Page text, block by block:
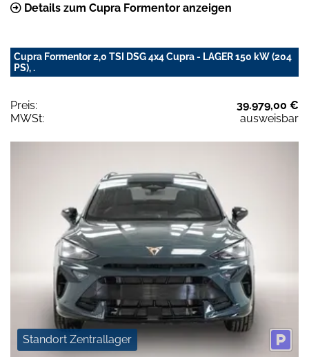
Details zum Cupra Formentor anzeigen
Cupra Formentor 2,0 TSI DSG 4x4 Cupra - LAGER 150 kW (204
PS), .
Preis:
39.979,00 €
MWSt:
ausweisbar
Standort Zentrallager